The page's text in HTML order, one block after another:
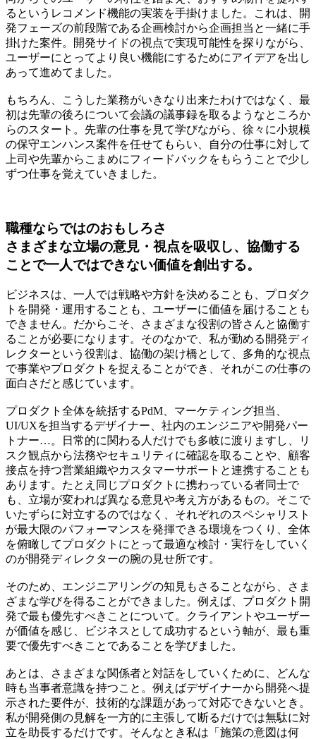
るというレコメンド機能の実装を手掛けました。これは、開
発フェーズの前段階である企画検討から企画担当と一緒に手
掛けた案件。開発サイドの視点で実現可能性を探りながら、
ユーザーにとってより良い機能にするためにアイデアを出し
あって進めてました。
もちろん、こうした業務がいきなり出来たわけではなく、最
初は先輩の後ろについて会議の議事録を取るようなところか
らのスタート。先輩の仕事を見て学びながら、徐々に小規模
の保守エンハンス案件を任せてもらい、自分の仕事に対して
上司や先輩からこまめにフィードバックをもらうことで少し
ずつ仕事を覚えていきました。
職種ならではのおもしろさ
さまざまな立場の意見・視点を吸収し、協働する
ことで一人ではできない価値を創出する。
ビジネスは、一人では戦略や方針を決めることも、プロダク
トを開発・運用することも、ユーザーに価値を届けることも
できません。だからこそ、さまざまな役割の皆さんと協働す
ることが必要になります。そのなかで、私が勤める開発ディ
レクターという役割は、 協働の架け橋として、多角的な視点
で事業やプロダクトを捉えることができ、 それがこの仕事の
面白さだと感じています。
プロダクト全体を統括するPdM、マーケティング担当、
UI/UXを担当するデザイナー、社内のエンジニアや開発パー
トナー…。日常的に関わる人だけでも多岐に渡りますし、リ
スク観点から法務やセキュリティに確認を取ることや、顧客
接点を持つ営業組織やカスタマーサポートと連携することも
あります。たとえ同じプロダクトに携わっている者同士で
も、立場が変われば異なる意見や考え方があるもの。そこで
いたずらに対立するのではなく、 それぞれのスペシャリスト
が最大限のパフォーマンスを発揮できる環境をつくり、全体
を俯瞰してプロダクトにとって最適な検討・実行をしていく
のが開発ディレクターの腕の見せ所です。
そのため、エンジニアリングの知見もさることながら、さま
ざまな学びを得ることができました。例えば、プロダクト開
発で最も優先すべきことについて。
クライアントやユーザー
が価値を感じ、ビジネスとして成功するという軸が、最も重
要で優先すべきことであることを学びました。
あとは、さまざまな関係者と対話をしていくために、どんな
時も当事者意識を持つこと。例えばデザイナーから開発へ提
示された要件が、技術的な課題があって対応できないとき。
私が開発側の見解を一方的に主張して断るだけでは無駄に対
立を助長するだけです。そんなとき私は「施策の意図は何